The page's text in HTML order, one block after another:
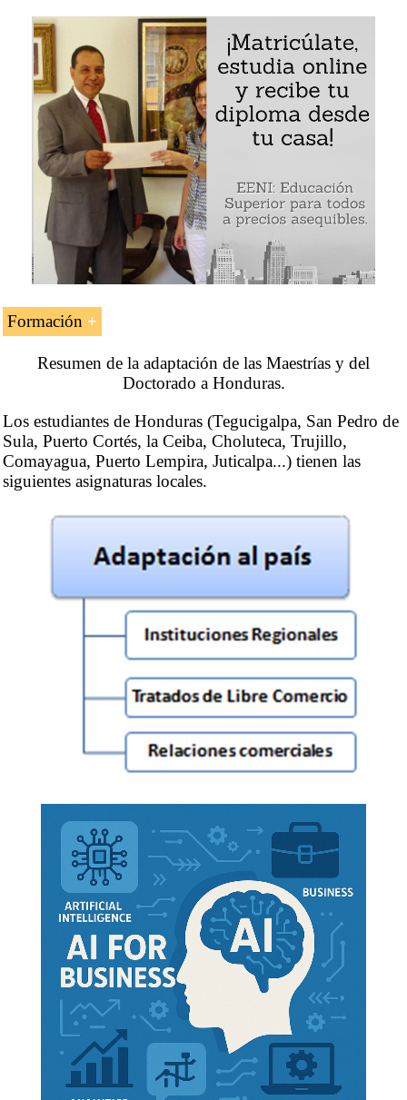
Formación
Adaptación para losestudiantes hondureñosde los
programas superiores online impartidos por EENI Global
Maestría en Negocios Internacionales,Comercio Exterior
Transporte Internacional,Negocios en África.
Doctorados: Comercio Mundial,Logística Global
Negocios Africanos
Ética, Religiones y Negocios
Resumen de la adaptación de las Maestrías y del
Doctorado a Honduras.
Los estudiantes de Honduras (Tegucigalpa, San Pedro de
Sula, Puerto Cortés, la Ceiba, Choluteca, Trujillo,
Comayagua, Puerto Lempira, Juticalpa...) tienen las
siguientes asignaturas locales.